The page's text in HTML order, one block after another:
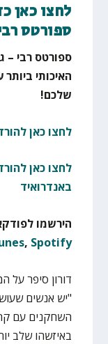
לחצו כאן
ספורטס
ספורטס רבי –
האיכותי
שלכם!
לחצו כאן
לחצו כאן
באנדרואיד
הירשמו
, Spotify
דורון סיפר על
"יש אנשים
השחקנים עם
באיזשהו שלב